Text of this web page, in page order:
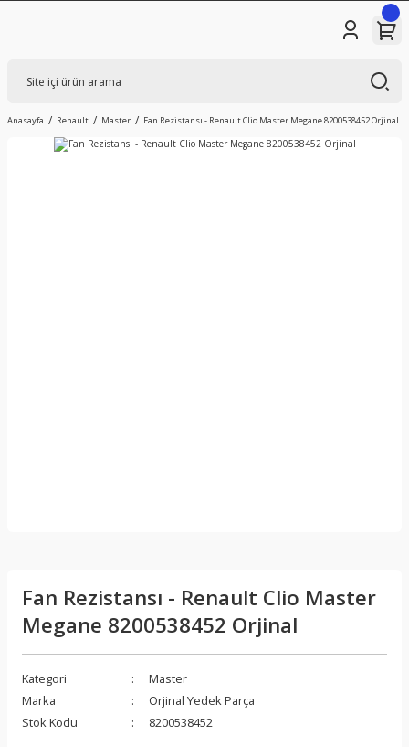
Anasayfa Renault Master Fan Rezistansı - Renault Clio Master Megane 8200538452 Orjinal
Fan Rezistansı - Renault Clio Master
Megane 8200538452 Orjinal
Kategori
Master
Marka
Orjinal Yedek Parça
Stok Kodu
8200538452